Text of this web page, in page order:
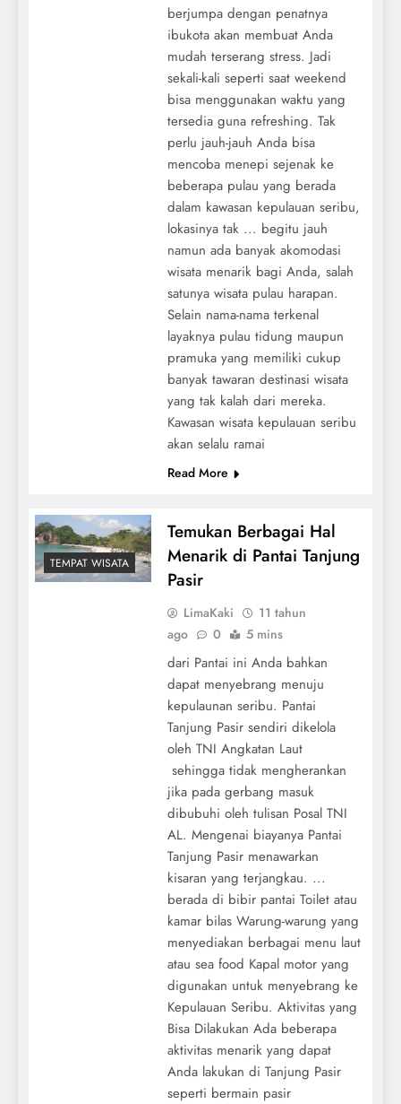
berjumpa dengan penatnya
ibukota akan membuat Anda
mudah terserang stress. Jadi
sekali-kali seperti saat weekend
bisa menggunakan waktu yang
tersedia guna refreshing. Tak
perlu jauh-jauh Anda bisa
mencoba menepi sejenak ke
beberapa pulau yang berada
dalam kawasan kepulauan seribu,
lokasinya tak ... begitu jauh
namun ada banyak akomodasi
wisata menarik bagi Anda, salah
satunya wisata pulau harapan.
Selain nama-nama terkenal
layaknya pulau tidung maupun
pramuka yang memiliki cukup
banyak tawaran destinasi wisata
yang tak kalah dari mereka.
Kawasan wisata kepulauan seribu
akan selalu ramai
Read More
TEMPAT WISATA
Temukan Berbagai Hal
Menarik di Pantai Tanjung
Pasir
LimaKaki
11 tahun
ago
0 5 mins
dari Pantai ini Anda bahkan
dapat menyebrang menuju
kepulaunan seribu. Pantai
Tanjung Pasir sendiri dikelola
oleh TNI Angkatan Laut
sehingga tidak mengherankan
jika pada gerbang masuk
dibubuhi oleh tulisan Posal TNI
AL. Mengenai biayanya Pantai
Tanjung Pasir menawarkan
kisaran yang terjangkau. ...
berada di bibir pantai Toilet atau
kamar bilas Warung-warung yang
menyediakan berbagai menu laut
atau sea food Kapal motor yang
digunakan untuk menyebrang ke
Kepulauan Seribu. Aktivitas yang
Bisa Dilakukan Ada beberapa
aktivitas menarik yang dapat
Anda lakukan di Tanjung Pasir
seperti bermain pasir